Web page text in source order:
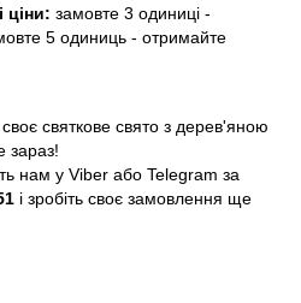
ціни: замовте 3 одиниці -
5 одиниць - отримайте
святкове свято з дерев'яною
зараз!
нам у Viber або Telegram за
і зробіть своє замовлення ще